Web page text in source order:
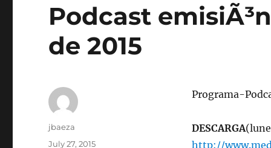
Podcast
de 2015
Programa-
DESCARGA
http://
Author
jbaeza
Posted
July 27, 2015